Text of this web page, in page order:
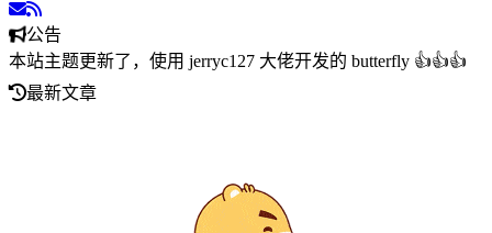
公告
本站主题更新了，使用 jerryc127 大佬开发的 butterfly 👍👍👍
最新文章